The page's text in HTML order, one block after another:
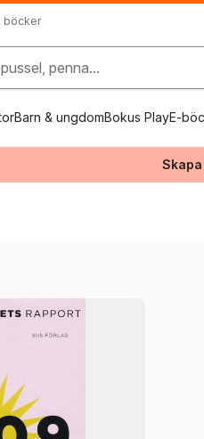
böcker
penna...
Barn & ungdomBokus PlayE-